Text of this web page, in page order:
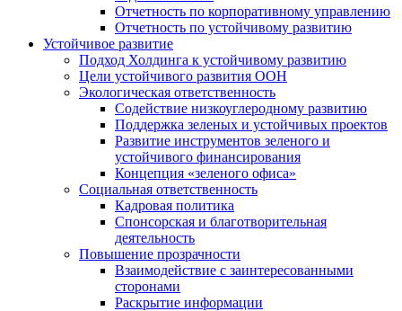
Отчетность по корпоративному управлению
Отчетность по устойчивому развитию
Устойчивое развитие
Подход Холдинга к устойчивому развитию
Цели устойчивого развития ООН
Экологическая ответственность
Содействие низкоуглеродному развитию
Поддержка зеленых и устойчивых проектов
Развитие инструментов зеленого и
устойчивого финансирования
Концепция «зеленого офиса»
Социальная ответственность
Кадровая политика
Спонсорская и благотворительная
деятельность
Повышение прозрачности
Взаимодействие с заинтересованными
сторонами
Раскрытие информации